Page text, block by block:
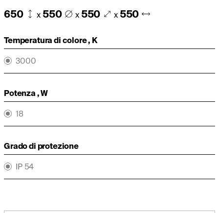
650 x 550 x 550 x 550
Temperatura di colore , K
3000
Potenza , W
18
Grado di protezione
IP 54